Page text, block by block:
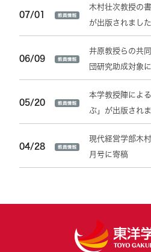
07/01
木村壮次教授の
が出版されました
06/09
井原教授らの共
団研究助成対象に
05/20
本学教授陣によ
ぶ」が出版され
04/28
現代経営学部木
月号に寄稿